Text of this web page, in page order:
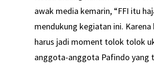
awak media kemarin, “FFI itu
mendukung kegiatan ini.
harus jadi moment tolok tolok
anggota-anggota Pafindo yang